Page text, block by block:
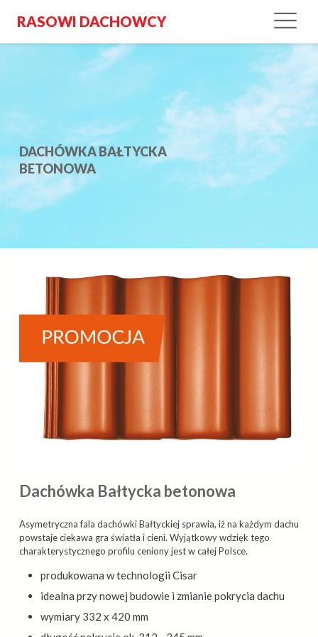
RASOWI DACHOWCY
DACHÓWKA BAŁTYCKA
BETONOWA
Dachówka Bałtycka betonowa
Asymetryczna fala dachówki Bałtyckiej sprawia, iż na każdym dachu
powstaje ciekawa gra światła i cieni. Wyjątkowy wdzięk tego
charakterystycznego profilu ceniony jest w całej Polsce.
produkowana w technologii Cisar
idealna przy nowej budowie i zmianie pokrycia dachu
wymiary 332 x 420 mm